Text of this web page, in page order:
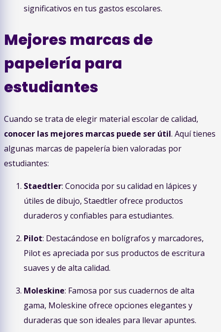
significativos en tus gastos escolares.
Mejores marcas de
papelería para
estudiantes
Cuando se trata de elegir material escolar de calidad,
conocer las mejores marcas puede ser útil. Aquí tienes
algunas marcas de papelería bien valoradas por
estudiantes:
Staedtler: Conocida por su calidad en lápices y
útiles de dibujo, Staedtler ofrece productos
duraderos y confiables para estudiantes.
Pilot: Destacándose en bolígrafos y marcadores,
Pilot es apreciada por sus productos de escritura
suaves y de alta calidad.
Moleskine: Famosa por sus cuadernos de alta
gama, Moleskine ofrece opciones elegantes y
duraderas que son ideales para llevar apuntes.